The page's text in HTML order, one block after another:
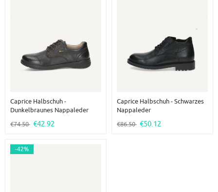
Caprice Halbschuh -
Dunkelbraunes Nappaleder
€74.50 €42.92
Caprice Halbschuh - Schwarzes
Nappaleder
€86.50 €50.12
-42%